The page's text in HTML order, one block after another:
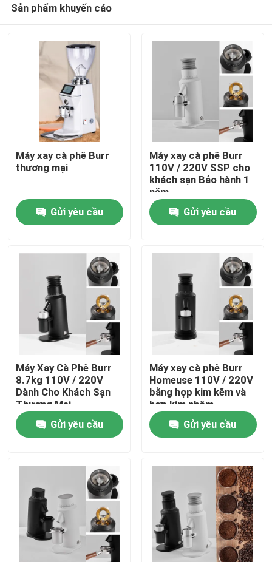
Nhà
Hướng dẫn VR
Về chúng tôi
Tham quan nhà máy
Kiểm soát chất lượng
Liên hệ chúng tôi
Các trường hợp
Máy xay hạt cà phê
Máy xay cà phê Burr
Sản phẩm khuyến cáo
Máy xay cà phê Burr
thương mại
Gửi yêu cầu
Máy xay cà phê Burr
110V / 220V SSP cho
khách sạn Bảo hành 1
năm
Gửi yêu cầu
Máy Xay Cà Phê Burr
8.7kg 110V / 220V
Dành Cho Khách Sạn
Thương Mại
Gửi yêu cầu
Máy xay cà phê Burr
Homeuse 110V / 220V
bằng hợp kim kẽm và
hợp kim nhôm
Gửi yêu cầu